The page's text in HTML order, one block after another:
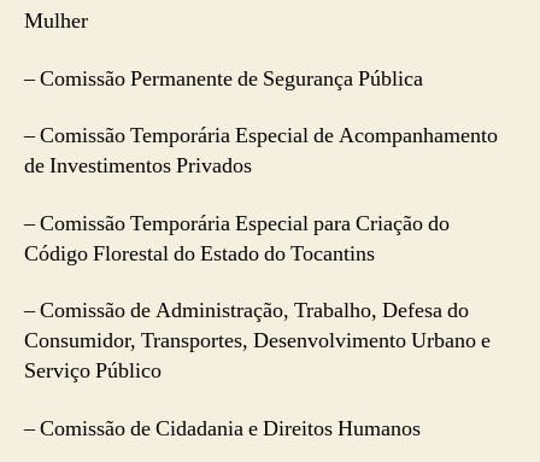
Mulher
– Comissão Permanente de Segurança Pública
– Comissão Temporária Especial de Acompanhamento
de Investimentos Privados
– Comissão Temporária Especial para Criação do
Código Florestal do Estado do Tocantins
– Comissão de Administração, Trabalho, Defesa do
Consumidor, Transportes, Desenvolvimento Urbano e
Serviço Público
– Comissão de Cidadania e Direitos Humanos